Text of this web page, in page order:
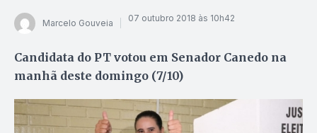
Marcelo Gouveia 07 outubro 2018 às 10h42
Candidata do PT votou em Senador Canedo na
manhã deste domingo (7/10)